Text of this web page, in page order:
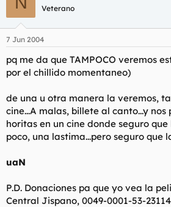
Veterano
7 Jun 2004
pq me da que TAMPOCO veremos
por el chillido momentaneo)
de una u otra manera la veremos,
cine...A malas, billete al canto...y nos
horitas en un cine donde seguro
poco, una lastima...pero seguro que
uaN
P.D. Donaciones pa que yo vea la
Central Jispano, 0049-0001-53-